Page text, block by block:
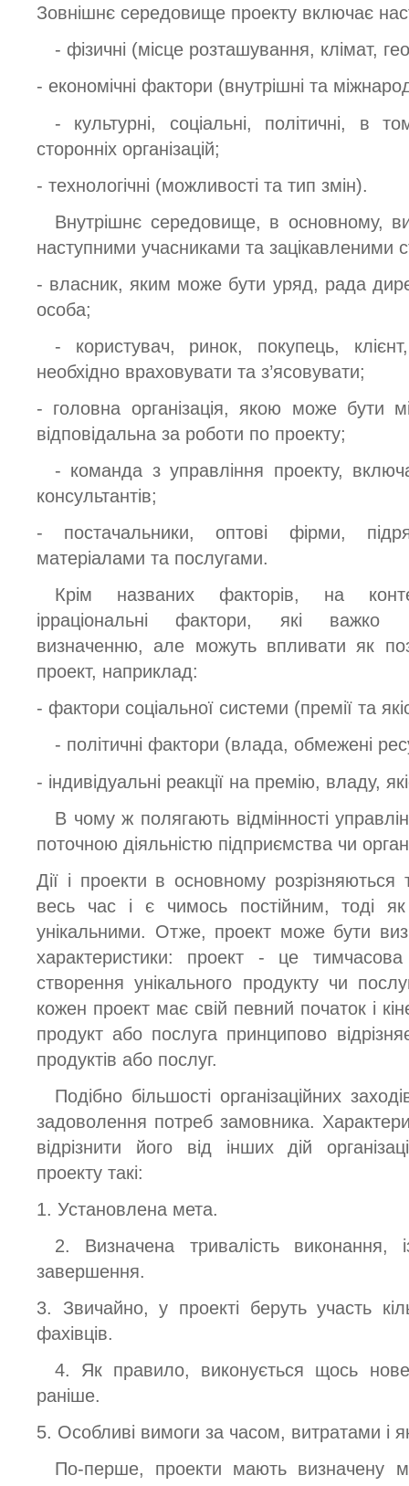
Зовнішнє середовище проекту включає
- фізичні (місце розташування, клімат,
- економічні фактори (внутрішні та
- культурні, соціальні, політичні, в
сторонніх організацій;
- технологічні (можливості та тип змін).
Внутрішнє середовище, в основному,
наступними учасниками та зацікавленими
- власник, яким може бути уряд, рада
особа;
- користувач, ринок, покупець,
необхідно враховувати та з’ясовувати;
- головна організація, якою може бути
відповідальна за роботи по проекту;
- команда з управління проекту,
консультантів;
- постачальники, оптові фірми,
матеріалами та послугами.
Крім названих факторів, на
ірраціональні фактори, які важко
визначенню, але можуть впливати як
проект, наприклад:
- фактори соціальної системи (премії та
- політичні фактори (влада, обмежені
- індивідуальні реакції на премію, владу,
В чому ж полягають відмінності
поточною діяльністю підприємства чи
Дії і проекти в основному
весь час і є чимось постійним, тоді
унікальними. Отже, проект може бути
характеристики: проект - це
створення унікального продукту чи
кожен проект має свій певний початок і
продукт або послуга принципово
продуктів або послуг.
Подібно більшості організаційних
задоволення потреб замовника.
відрізнити його від інших дій
проекту такі:
1. Установлена мета.
2. Визначена тривалість виконання,
завершення.
3. Звичайно, у проекті беруть участь
фахівців.
4. Як правило, виконується щось
раніше.
5. Особливі вимоги за часом, витратами і
По-перше, проекти мають визначену